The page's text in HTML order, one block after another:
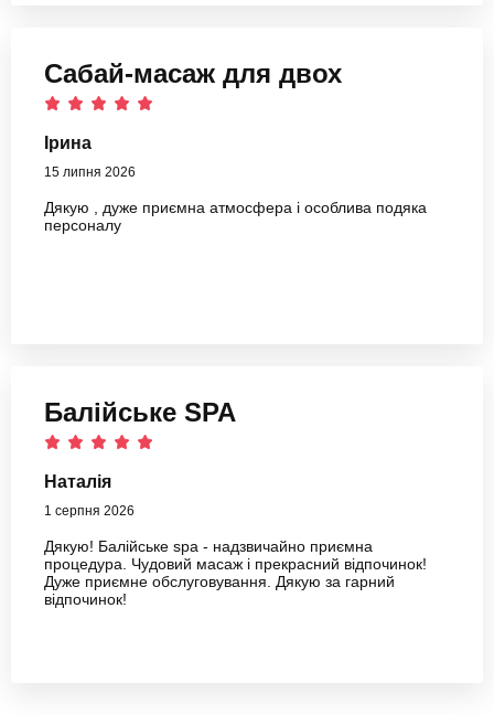
Сабай-масаж для двох
Ірина
15 липня 2026
Дякую , дуже приємна атмосфера і особлива подяка
персоналу
Балійське SPA
Наталія
1 серпня 2026
Дякую! Балійське spa - надзвичайно приємна
процедура. Чудовий масаж і прекрасний відпочинок!
Дуже приємне обслуговування. Дякую за гарний
відпочинок!